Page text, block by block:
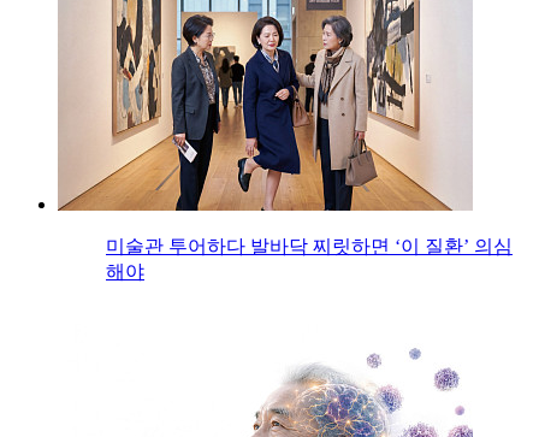
미술관 투어하다 발바닥 찌릿하면 ‘이 질환’ 의심
해야